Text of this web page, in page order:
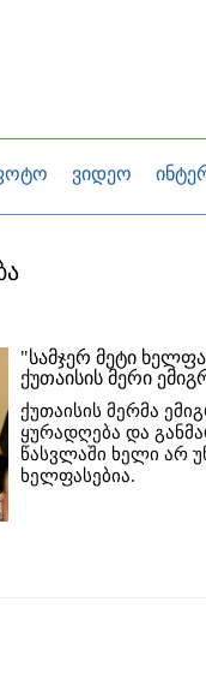
ვიდეო
"სამჯერ მეტი
ქუთაისის მერი
ქუთაისის მერმა
ყურადღება და
წასვლაში ხელი არ
ხელფასებია.